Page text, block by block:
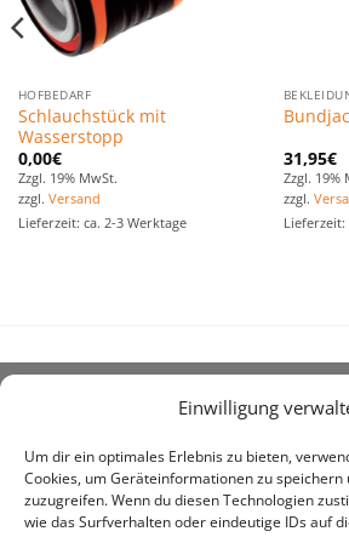
Einwilligung
Um dir ein optimales Erlebnis zu bieten,
Cookies, um Geräteinformationen zu
zuzugreifen. Wenn du diesen Technologien
wie das Surfverhalten oder eindeutige IDs auf
HOFBEDARF
Schlauchstück mit
Wasserstopp
0,00€
Zzgl. 19% MwSt.
zzgl. Versand
Lieferzeit: ca. 2-3 Werktage
31,95€
Zzgl. 19%
zzgl.
Lieferzeit: